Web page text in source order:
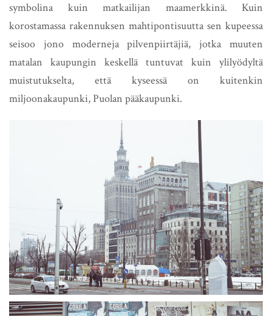
symbolina kuin matkailijan maamerkkinä. Kuin
korostamassa rakennuksen mahtipontisuutta sen kupeessa
seisoo jono moderneja pilvenpiirtäjiä, jotka muuten
matalan kaupungin keskellä tuntuvat kuin ylilyödyltä
muistutukselta, että kyseessä on kuitenkin
miljoonakaupunki, Puolan pääkaupunki.